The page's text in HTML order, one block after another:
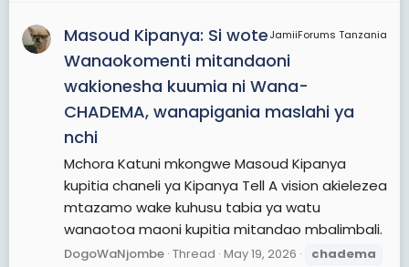
JamiiForums Tanzania
Masoud Kipanya: Si wote
Wanaokomenti mitandaoni
wakionesha kuumia ni Wana-
CHADEMA, wanapigania maslahi ya
nchi
Mchora Katuni mkongwe Masoud Kipanya
kupitia chaneli ya Kipanya Tell A vision akielezea
mtazamo wake kuhusu tabia ya watu
wanaotoa maoni kupitia mitandao mbalimbali.
DogoWaNjombe Thread May 19, 2026
chadema